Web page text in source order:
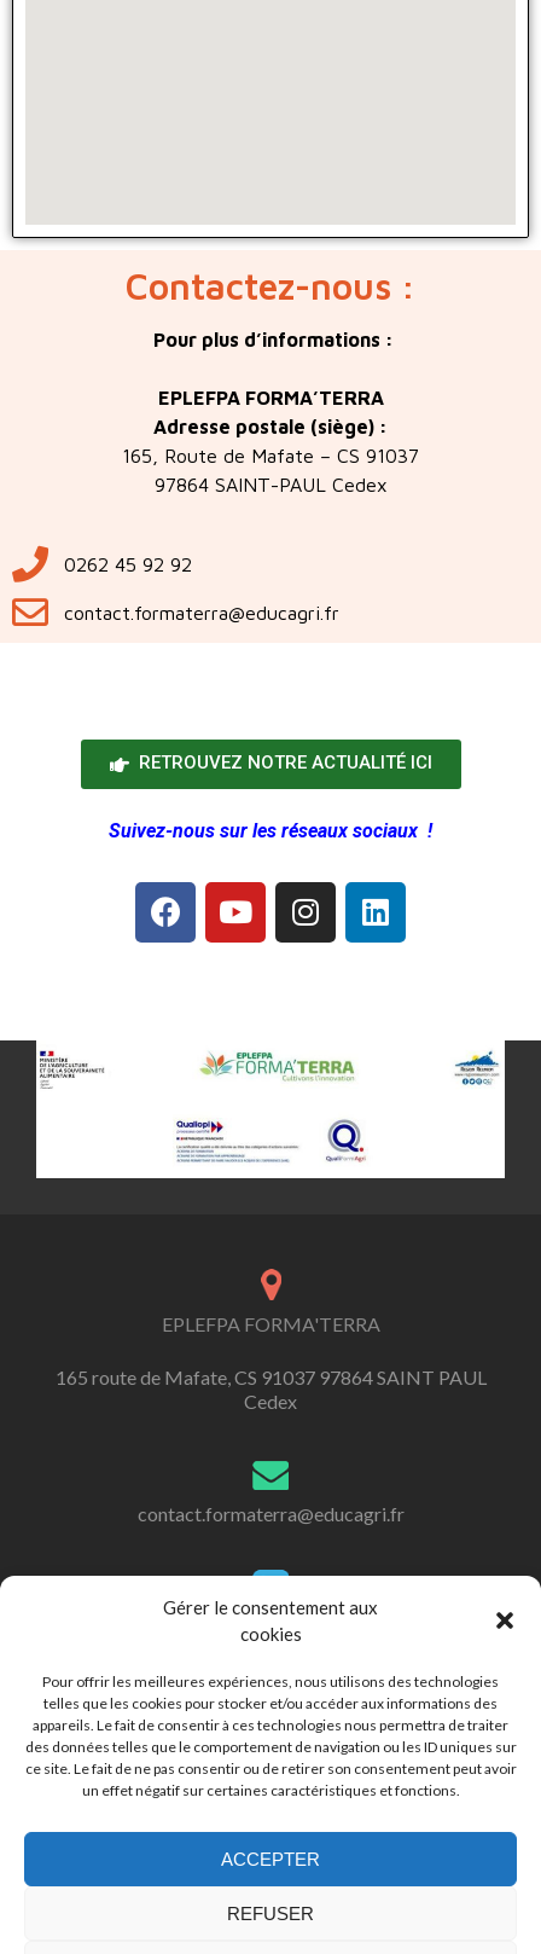
Gérer le consentement aux
cookies
Pour offrir les meilleures expériences, nous utilisons des technologies
telles que les cookies pour stocker et/ou accéder aux informations des
appareils. Le fait de consentir à ces technologies nous permettra de traiter
des données telles que le comportement de navigation ou les ID uniques sur
ce site. Le fait de ne pas consentir ou de retirer son consentement peut avoir
un effet négatif sur certaines caractéristiques et fonctions.
ACCEPTER
REFUSER
Contactez-nous :
Pour plus d’informations :
EPLEFPA FORMA’TERRA
Adresse postale (siège) :
165, Route de Mafate – CS 91037
97864 SAINT-PAUL Cedex
0262 45 92 92
contact.formaterra@educagri.fr
RETROUVEZ NOTRE ACTUALITÉ ICI
Suivez-nous sur les réseaux sociaux !
EPLEFPA FORMA'TERRA
165 route de Mafate, CS 91037 97864 SAINT PAUL
Cedex
contact.formaterra@educagri.fr
+262 (0)262 45 92 92
© Copyright 2019-2020 FORMA'TERRA |Mentions
cookies